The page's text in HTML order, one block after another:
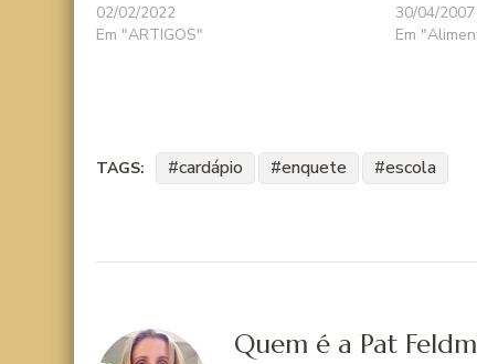
02/02/2022
Em "ARTIGOS"
30/04/2007
Em
TAGS: cardápio enquete escola
Quem é a Pat